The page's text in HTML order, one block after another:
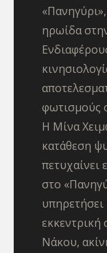
ηρωίδα
φωτισμούς
Η Μίνα
κατάθεση
πετυχαίνει
στο
υπηρετήσει
Νάκου,